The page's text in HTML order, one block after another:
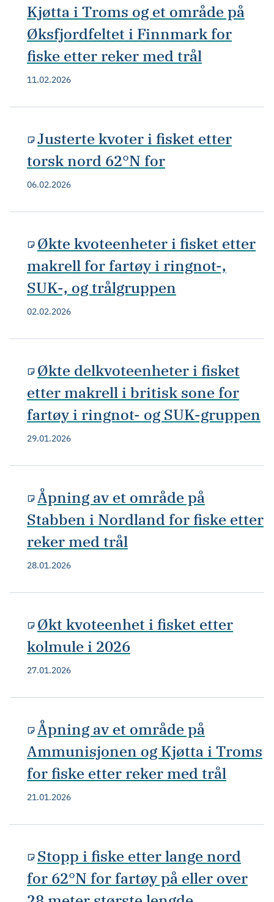
Kjøtta i Troms og et område på
Øksfjordfeltet i Finnmark for
fiske etter reker med trål
11.02.2026
Justerte kvoter i fisket etter
torsk nord 62°N for
06.02.2026
Økte kvoteenheter i fisket etter
makrell for fartøy i ringnot-,
SUK-, og trålgruppen
02.02.2026
Økte delkvoteenheter i fisket
etter makrell i britisk sone for
fartøy i ringnot- og SUK-gruppen
29.01.2026
Åpning av et område på
Stabben i Nordland for fiske etter
reker med trål
28.01.2026
Økt kvoteenhet i fisket etter
kolmule i 2026
27.01.2026
Åpning av et område på
Ammunisjonen og Kjøtta i Troms
for fiske etter reker med trål
21.01.2026
Stopp i fiske etter lange nord
for 62°N for fartøy på eller over